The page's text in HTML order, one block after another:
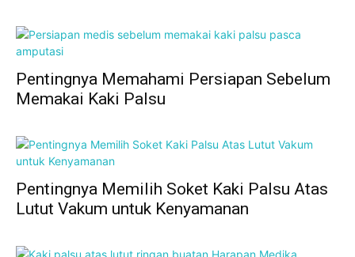
Pentingnya Memahami Persiapan Sebelum
Memakai Kaki Palsu
Pentingnya Memilih Soket Kaki Palsu Atas
Lutut Vakum untuk Kenyamanan